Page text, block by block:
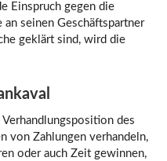
Einspruch gegen die
an seinen Geschäftspartner
geklärt sind, wird die
des
von Zahlungen verhandeln,
oder auch Zeit gewinnen,